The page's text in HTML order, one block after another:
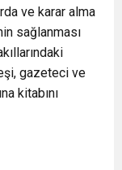
ve karar alma
sağlanması
gazeteci ve
kitabını